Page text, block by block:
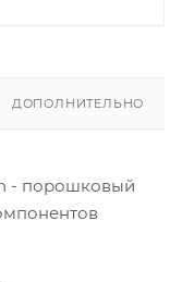
ДОПОЛНИТЕЛЬНО
- порошковый